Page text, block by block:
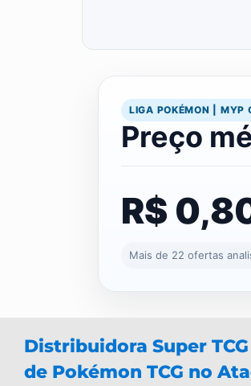
LIGA POKÉMON | MYP
Preço
R$
Mais de 22 ofertas
Distribuidora Super
de Pokémon TCG no